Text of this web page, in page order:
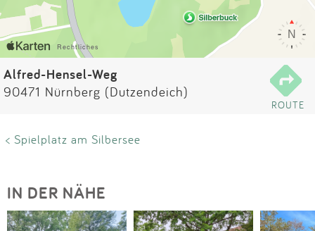
Impressum
Anmelden
Alfred-Hensel-Weg
90471 Nürnberg (Dutzendeich)
ROUTE
< Spielplatz am Silbersee
IN DER NÄHE